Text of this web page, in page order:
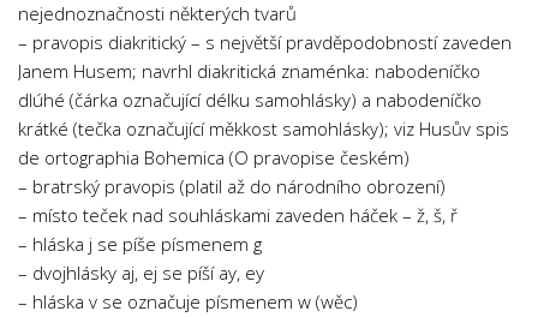
Občanská nauka
Pedagogika
Právo
Psychologie a Sociologie
Společenské vědy
Technika
Účetnictví
Zdravotnictví
nejednoznačnosti některých tvarů
– pravopis diakritický – s největší pravděpodobností zaveden
Janem Husem; navrhl diakritická znaménka: nabodeníčko
dlúhé (čárka označující délku samohlásky) a nabodeníčko
krátké (tečka označující měkkost samohlásky); viz Husův spis
de ortographia Bohemica (O pravopise českém)
– bratrský pravopis (platil až do národního obrození)
– místo teček nad souhláskami zaveden háček – ž, š, ř
– hláska j se píše písmenem g
– dvojhlásky aj, ej se píší ay, ey
– hláska v se označuje písmenem w (wěc)